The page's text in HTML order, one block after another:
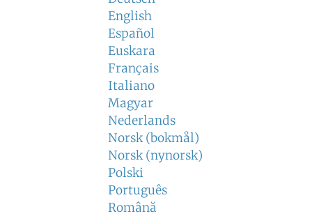
English
Español
Euskara
Français
Italiano
Magyar
Nederlands
Norsk (bokmål)
Norsk (nynorsk)
Polski
Português
Română